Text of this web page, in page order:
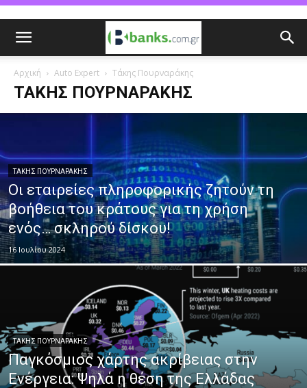
Αρχική Auto Expert Τάκης Πουρναράκης
ΤΆΚΗΣ ΠΟΥΡΝΑΡΆΚΗΣ
ΤΆΚΗΣ ΠΟΥΡΝΑΡΆΚΗΣ
Οι εταιρείες πληροφορικής ζητούν τη
βοήθεια του κράτους για τη χρήση
ενός… σκληρού δίσκου!
16 Ιουλίου 2024
ΤΆΚΗΣ ΠΟΥΡΝΑΡΆΚΗΣ
Παγκόσμιος χάρτης ακρίβειας στην
Ενέργεια: Ψηλά η θέση της Ελλάδας